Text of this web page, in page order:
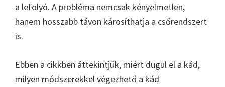
a lefolyó. A probléma nemcsak kényelmetlen,
hanem hosszabb távon károsíthatja a csőrendszert
is.
Ebben a cikkben áttekintjük, miért dugul el a kád,
milyen módszerekkel végezhető a kád